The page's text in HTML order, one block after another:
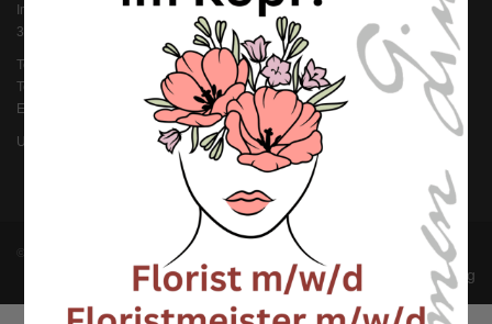
Im Streich 8
36124 Eichenzell
Telefon: 0 66 59 / 96 100
Telefax: 0 66 59 / 91 90 01
Email: i
nfo@blumen-link.de
Ust-ID: DE 112 363 852
All Rights Reserved 2026 - Powered By
Impressum Datenschutzerklärung